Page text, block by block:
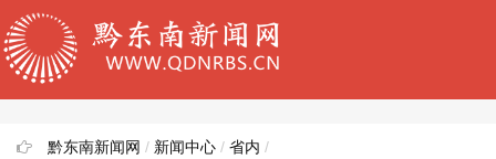
黔东南新闻网 / 新闻中心 / 省内 /